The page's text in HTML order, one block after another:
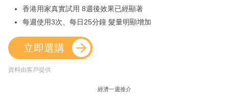
香港用家真實試用 8週後效果已經顯著
每週使用3次、每日25分鐘 髮量明顯增加
立即選購
資料由客戶提供
經濟一週推介